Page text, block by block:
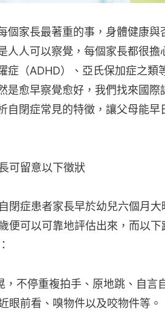
個家長最著重的事，身體健康與
人人可以察覺，每個家長都很擔
症（ADHD）、亞氏保加症之類
是愈早察覺愈好，我們找來國際
自閉症常見的特徵，讓父母能早
可留意以下徵狀
閉症患者家長早於幼兒六個月大
便可以可靠地評估出來，而以下
，不停重複拍手、原地跳、自言
眼前看、嗅物件以及咬物件等。